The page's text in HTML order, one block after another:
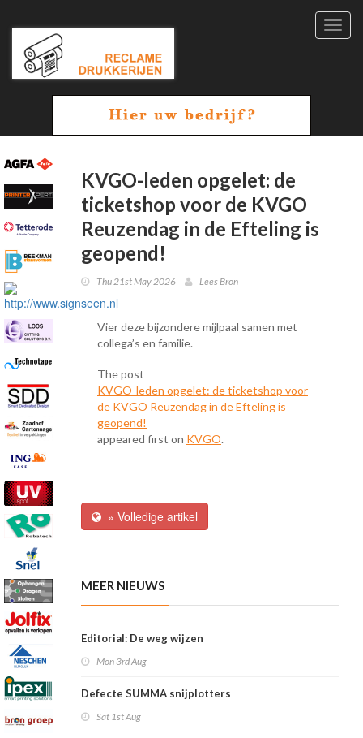
KVGO-leden opgelet: de
ticketshop voor de KVGO
Reuzendag in de Efteling is
geopend!
Thu 21st May 2026 Lees Bron
Vier deze bijzondere mijlpaal samen met
collega’s en familie.
The post
KVGO-leden opgelet: de ticketshop voor
de KVGO Reuzendag in de Efteling is
geopend!
appeared first on KVGO.
» Volledige artikel
MEER NIEUWS
Editorial: De weg wijzen
Mon 3rd Aug
Defecte SUMMA snijplotters
Sat 1st Aug